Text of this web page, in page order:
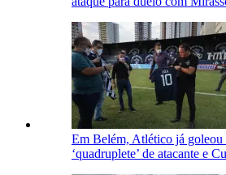
Em Belém, Atlético já goleou
‘quadruplete’ de atacante e